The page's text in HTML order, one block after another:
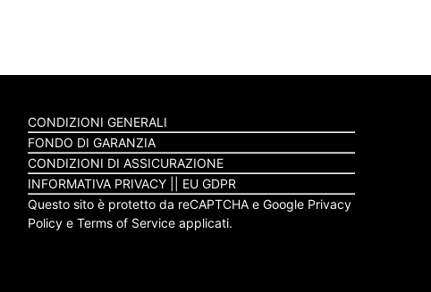
CONDIZIONI GENERALI
FONDO DI GARANZIA
CONDIZIONI DI ASSICURAZIONE
INFORMATIVA PRIVACY
EU GDPR
Questo sito è protetto da reCAPTCHA e Google Privacy
PolicyeTerms of Service applicati.